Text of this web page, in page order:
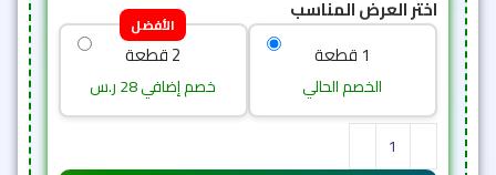
اختر العرض المناسب
1 قطعة
الخصم الحالي
الأفضل
2 قطعة
خصم إضافي 28 ر.س